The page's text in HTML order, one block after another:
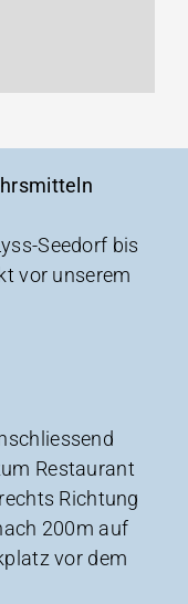
Seedorf bis
vor unserem
Restaurant
Richtung
200m auf
vor dem